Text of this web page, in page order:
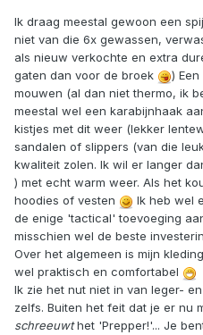
Ik draag meestal gewoon een
niet van die 6x gewassen,
als nieuw verkochte en extra
gaten dan voor de broek
)
mouwen (al dan niet thermo, ik
meestal wel een karabijnhaak
kistjes met dit weer (lekker
sandalen of slippers (van die
kwaliteit zolen. Ik wil er langer
) met echt warm weer. Als het
hoodies of vesten
Ik heb wel
de enige 'tactical' toevoeging
misschien wel de beste
Over het algemeen is mijn
wel praktisch en comfortabel
Ik zie het nut niet in van leger-
zelfs. Buiten het feit dat je er nu
schreeuwthet 'Prepper!'... Je